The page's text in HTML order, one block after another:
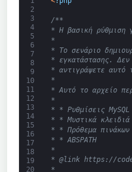
2
3
4
5
6
7
8
9
10
11
12
13
14
15
16
17
18
19
20
/**
* Η βασική ρύθμιση
*
* Το σενάριο
* εγκατάστασης. Δεν
* αντιγράψετε
*
* Αυτό το αρχείο
*
* * Ρυθμίσεις MySQL
* * Μυστικά κλειδιά
* * Πρόθεμα πινάκων
* * ABSPATH
*
* @link https://
*